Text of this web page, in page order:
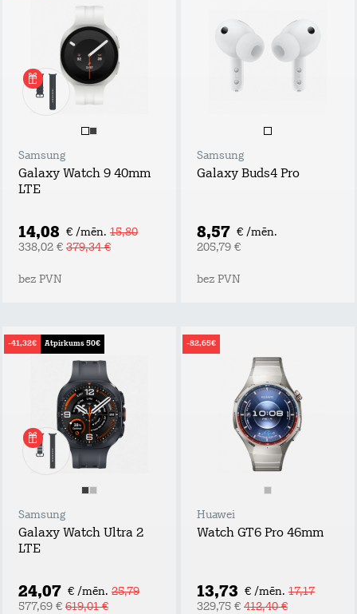
Samsung
Galaxy Watch 9 40mm
LTE
14,08 € /mēn. 15,80
338,02 € 379,34 €
bez PVN
Samsung
Galaxy Buds4 Pro
8,57 € /mēn.
205,79 €
bez PVN
-41,32€ Atpirkums 50€
Samsung
Galaxy Watch Ultra 2
LTE
24,07 € /mēn. 25,79
577,69 € 619,01 €
-82,65€
Huawei
Watch GT6 Pro 46mm
13,73 € /mēn. 17,17
329,75 € 412,40 €